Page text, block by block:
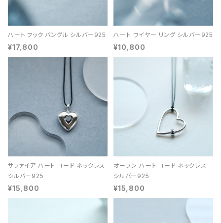
ハート フック バングル シルバー925
¥17,800
ハート ワイヤー リング シルバー925
¥10,800
サファイア ハート コード ネックレス
シルバー925
¥15,800
オープン ハート コード ネックレス
シルバー925
¥15,800